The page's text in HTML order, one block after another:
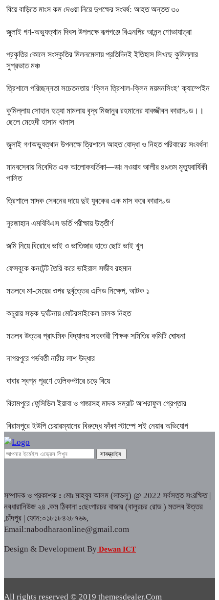
বিয়ে বাড়িতে মাংস কম দেওয়া নিয়ে দুপক্ষের সংঘর্ষ: আহত অন্তত ৩০ ​
জুলাই গণ-অভ্যুত্থান দিবস উপলক্ষে রূপগঞ্জে বিএনপির আনন্দ শোভাযাত্রা
প্রকৃতির কোলে সংস্কৃতির মিলনমেলায় প্রতিদিনই ইতিহাস লিখছে কুমিল্লার
সুপ্রভাত মঞ্চ
ত্রিশালে পরিচ্ছন্নতা সচেতনতায় ‘ক্লিন ত্রিশাল-ক্লিন ময়মনসিংহ’ ক্যাম্পেইন
কুমিল্লায় সোহান হত্যা মামলায় বৃদ্ধ মিজানুর রহমানের যাবজ্জীবন কারাদণ্ড।।
ছেলে মেহেদী হাসান খালাস
জুলাই গণঅভ্যুত্থান উপলক্ষে ত্রিশালে আহত যোদ্ধা ও নিহত পরিবারের সংবর্ধনা
মানবসেবায় নিবেদিত এক আলোকবর্তিকা—ডাঃ নওয়াব আলীর ৪৯তম মৃত্যুবার্ষিকী
পালিত
ত্রিশালে মাদক সেবনের দায়ে দুই যুবকের এক মাস করে কারাদণ্ড
নুরজাহান এমবিবিএস ভর্তি পরীক্ষায় উত্তীর্ণ
জমি নিয়ে বিরোধে ভাই ও ভাতিজার হাতে ছোট ভাই খুন
ফেসবুকে কনটেন্ট তৈরি করে ভাইরাল সজীব রহমান
মতলবে মা-মেয়ের ওপর দুর্বৃত্তের এসিড নিক্ষেপ, আটক ১
কচুয়ায় সড়ক দুর্ঘটনায় মোটরসাইকেল চালক নিহত
মতলব উত্তর প্রাথমিক বিদ্যালয় সহকারী শিক্ষক সমিতির কমিটি ঘোষনা
নাগরপুরে গর্ভবতী নারীর লাশ উদ্ধার
বাবার স্বপ্ন পূরণে হেলিকপ্টারে চড়ে বিয়ে
বিরামপুরে ফেন্সিডিল ইয়াবা ও গাজাসহ মাদক সম্রাট আশরাফুল গ্রেপ্তার
বিরামপুরে ইউপি চেয়ারম্যানের বিরুদ্ধে ফাঁকা স্টাম্পে সই নেয়ার অভিযোগ
সম্পাদক ও প্রকাশক : মোঃ মাহবুব আলম (লাভলু) @ 2022 সর্বসত্ত সংরক্ষিত |
নবধারানিউজ ২৪ .কম ঠিকানা :ছেংগারচর বাজার (বালুরচর রোড ) মতলব উত্তর
,চাঁদপুর | ফোন:০১৮১৮৪২৮৭৬৯,
Email:nabodharaonline@gmail.com
Design & Development By Dewan ICT
All rights reserved © 2019 themesdealer.Com